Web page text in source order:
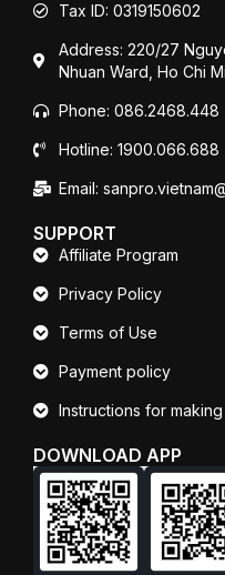
Tax ID: 0319150602
Address: 220/27
Nhuan Ward, Ho Chi
Phone: 086.2468.448
Hotline: 1900.066.688
Email:
SUPPORT
Affiliate Program
Privacy Policy
Terms of Use
Payment policy
Instructions for
DOWNLOAD APP